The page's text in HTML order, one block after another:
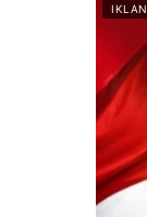
IKLAN